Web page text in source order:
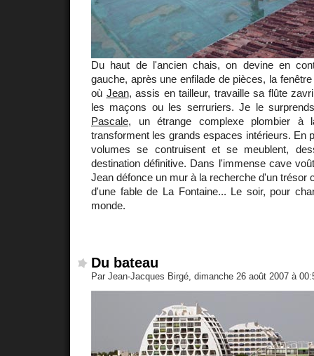
Du haut de l'ancien chais, on devine en
gauche, après une enfilade de pièces, la
où Jean, assis en tailleur, travaille sa flûte
les maçons ou les serruriers. Je le
Pascale, un étrange complexe plombier à
transforment les grands espaces intérieurs. En
volumes se contruisent et se meublent,
destination définitive. Dans l'immense cave
Jean défonce un mur à la recherche d'un trésor
d'une fable de La Fontaine... Le soir, pour
monde.
Du bateau
Par Jean-Jacques Birgé, dimanche 26 août 2007 à